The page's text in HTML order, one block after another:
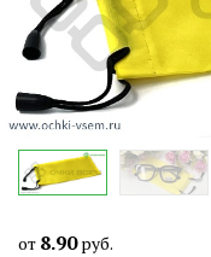
от 8.90руб.